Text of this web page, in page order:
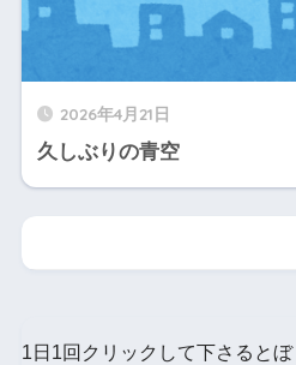
2026年4月21日
久しぶりの青空
1日1回クリックして下さると